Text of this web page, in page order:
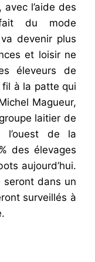
l’aide des
du mode
devenir plus
et loisir ne
éleveurs de
fil à la patte qui
Magueur,
laitier de
l’ouest de la
des élevages
aujourd’hui.
seront dans un
surveillés à